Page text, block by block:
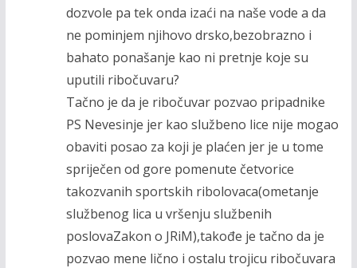
dozvole pa tek onda izaći na naše vode a da
ne pominjem njihovo drsko,bezobrazno i
bahato ponašanje kao ni pretnje koje su
uputili ribočuvaru?
Tačno je da je ribočuvar pozvao pripadnike
PS Nevesinje jer kao službeno lice nije mogao
obaviti posao za koji je plaćen jer je u tome
spriječen od gore pomenute četvorice
takozvanih sportskih ribolovaca(ometanje
službenog lica u vršenju službenih
poslovaZakon o JRiM),takođe je tačno da je
pozvao mene lično i ostalu trojicu ribočuvara